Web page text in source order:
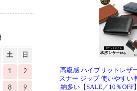
高級感 ハイブリットレザ
スナー ジップ 使いやすい
納多い【SALE／10％OFF